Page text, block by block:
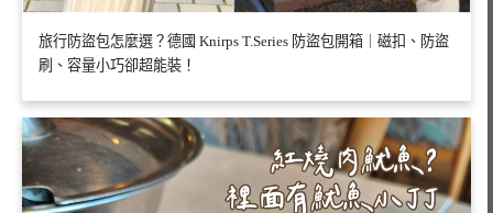
旅行防盜包怎麼選？德國 Knirps T.Series 防盜包開箱｜磁扣、防盜
刷、容量小巧卻超能裝！